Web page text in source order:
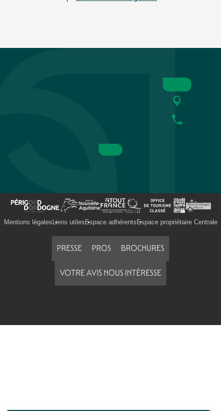
Mentions légales Liens utiles Espace adhérents Espace propriétaire Centrale
PRESSE PROS BROCHURES
VOTRE AVIS NOUS INTÉRESSE